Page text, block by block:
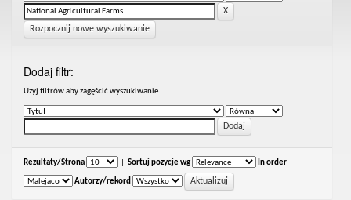
Rozpocznij nowe wyszukiwanie
Dodaj filtr:
Uzyj filtrów aby zagęścić wyszukiwanie.
Rezultaty/Strona Sortuj pozycje wg In order
Autorzy/rekord